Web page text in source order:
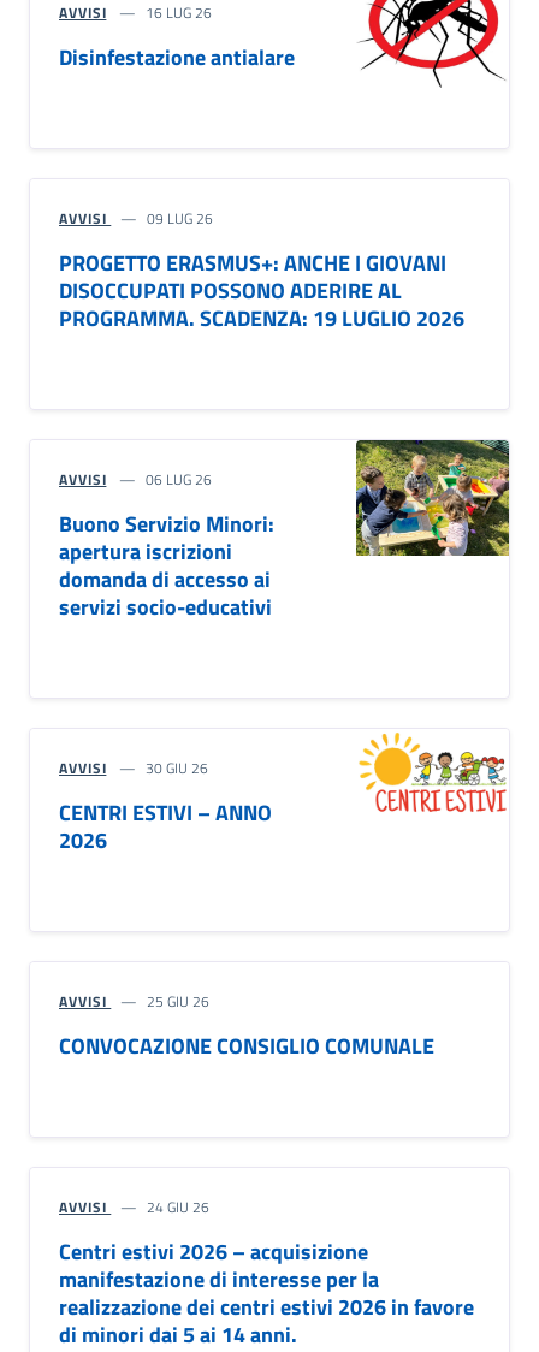
AVVISI 16 LUG 26
Disinfestazione antialare
AVVISI 09 LUG 26
PROGETTO ERASMUS+: ANCHE I GIOVANI
DISOCCUPATI POSSONO ADERIRE AL
PROGRAMMA. SCADENZA: 19 LUGLIO 2026
AVVISI 06 LUG 26
Buono Servizio Minori:
apertura iscrizioni
domanda di accesso ai
servizi socio-educativi
AVVISI 30 GIU 26
CENTRI ESTIVI – ANNO
2026
AVVISI 25 GIU 26
CONVOCAZIONE CONSIGLIO COMUNALE
AVVISI 24 GIU 26
Centri estivi 2026 – acquisizione
manifestazione di interesse per la
realizzazione dei centri estivi 2026 in favore
di minori dai 5 ai 14 anni.